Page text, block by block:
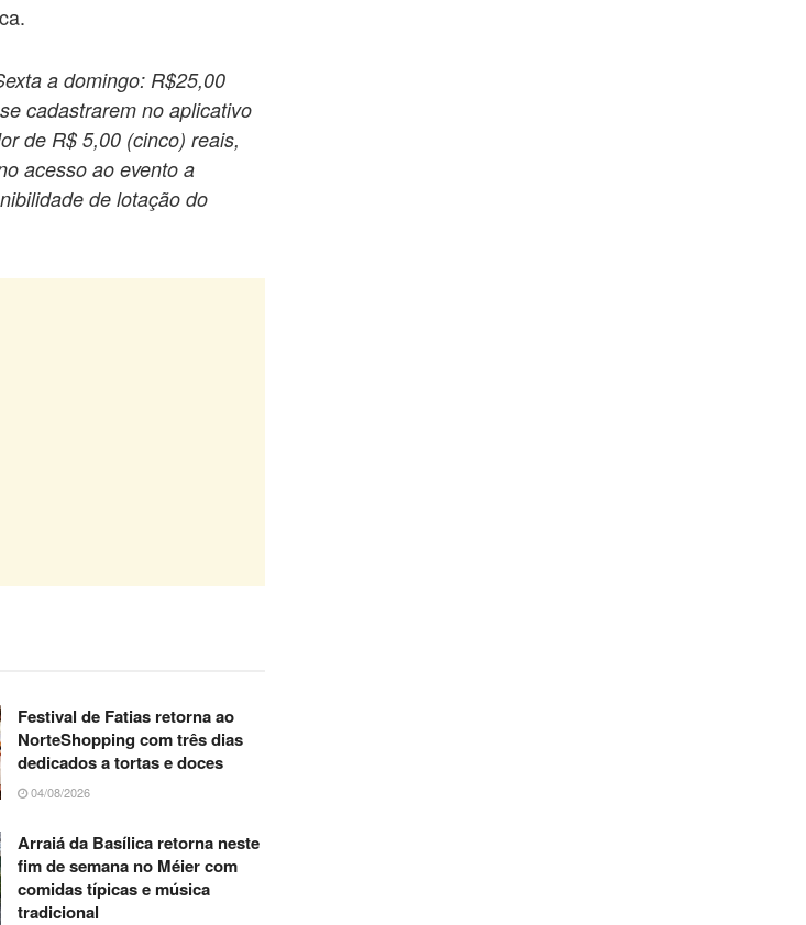
a domingo: R$25,00
cadastrarem no aplicativo
de R$ 5,00 (cinco) reais,
acesso ao evento a
de lotação do
Festival de Fatias retorna ao
NorteShopping com três dias
dedicados a tortas e doces
04/08/2026
Arraiá da Basílica retorna neste
fim de semana no Méier com
comidas típicas e música
tradicional